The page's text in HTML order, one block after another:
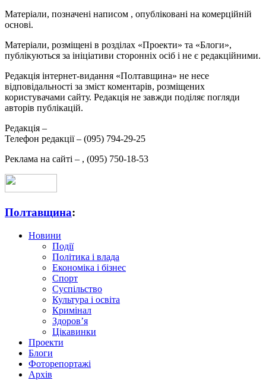
Матеріали, позначені написом , опубліковані на комерційній
основі.
Матеріали, розміщені в розділах «Проекти» та «Блоги»,
публікуються за ініціативи сторонніх осіб і не є редакційними.
Редакція інтернет-видання «Полтавщина» не несе
відповідальності за зміст коментарів, розміщених
користувачами сайту. Редакція не завжди поділяє погляди
авторів публікацій.
Редакція –
Телефон редакції – (095) 794-29-25
Реклама на сайті – , (095) 750-18-53
Полтавщина:
Новини
Події
Політика і влада
Економіка і бізнес
Спорт
Суспільство
Культура і освіта
Кримінал
Здоров’я
Цікавинки
Проекти
Блоги
Фоторепортажі
Архів